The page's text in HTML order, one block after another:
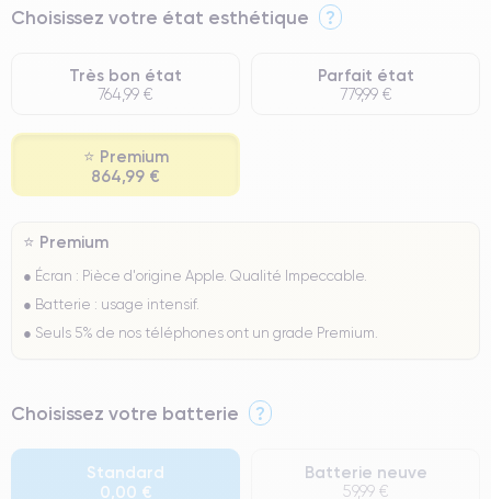
Choisissez votre état esthétique ?
Très bon état
764,99 €
Parfait état
779,99 €
⭐ Premium
864,99 €
⭐ Premium
● Écran : Pièce d'origine Apple. Qualité Impeccable.
● Batterie : usage intensif.
● Seuls 5% de nos téléphones ont un grade Premium.
Choisissez votre batterie ?
Standard
0,00 €
Batterie neuve
59,99 €